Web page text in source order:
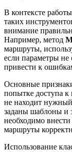
В контексте
таких
внимание
Например, метод
маршруты,
если параметры не
привести к
Основные
попытке доступа к
не находит
заданы шаблоны и
необходимо
маршруты
Использование